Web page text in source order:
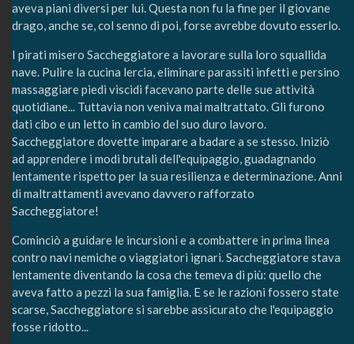
aveva piani diversi per lui. Questa non fu la fine per il giovane
drago, anche se, col senno di poi, forse avrebbe dovuto esserlo.
I pirati misero Saccheggiatore a lavorare sulla loro squallida
nave. Pulire la cucina lercia, eliminare parassiti infetti e persino
massaggiare piedi viscidi facevano parte delle sue attività
quotidiane... Tuttavia non veniva mai maltrattato. Gli furono
dati cibo e un letto in cambio del suo duro lavoro.
Saccheggiatore dovette imparare a badare a se stesso. Iniziò
ad apprendere i modi brutali dell'equipaggio, guadagnando
lentamente rispetto per la sua resilienza e determinazione. Anni
di maltrattamenti avevano davvero rafforzato
Saccheggiatore!
Cominciò a guidare le incursioni e a combattere in prima linea
contro navi nemiche o viaggiatori ignari. Saccheggiatore stava
lentamente diventando la cosa che temeva di più: quello che
aveva fatto a pezzi la sua famiglia. E se le razioni fossero state
scarse, Saccheggiatore si sarebbe assicurato che l'equipaggio
fosse ridotto...